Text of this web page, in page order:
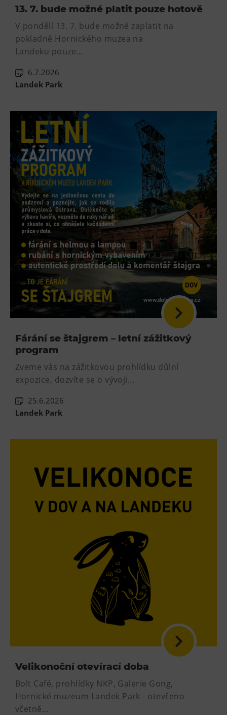
13. 7. bude možné platit pouze hotově
V pondělí 13. 7. bude možné zaplatit na
pokladně Hornického muzea na
Landeku pouze...
6.7.2026
Landek Park
Fárání se štajgrem – letní zážitkový
program
Zveme vás na zážitkovou prohlídku důlní
expozice, dozvíte se o vývoji...
25.6.2026
Landek Park
Velikonoční otevírací doba
Bolt Café, prohlídky NKP, Galerie Gong,
Hornické muzeum Landek Park - otevřeno
včetně...